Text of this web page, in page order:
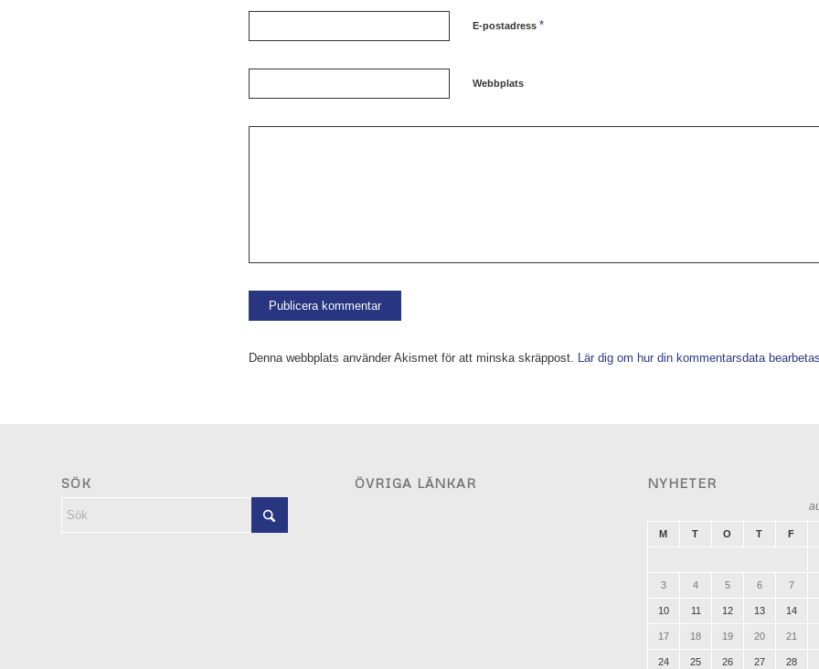
E-postadress *
Webbplats
Denna webbplats använder Akismet för att minska skräppost. Lär dig om hur din kommentarsdata
SÖK ÖVRIGA LÄNKAR NYHETER
M T O T F
3 4 5 6 7
10 11 12 13 14
17 18 19 20 21
24 25 26 27 28